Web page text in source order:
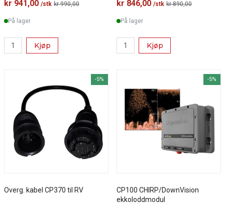
kr 941,00 /stk kr 990,00
På lager
Kjøp
kr 846,00 /stk kr 890,00
På lager
Kjøp
-5%
Overg. kabel CP370 til RV
-5%
CP100 CHIRP/DownVision
ekkoloddmodul